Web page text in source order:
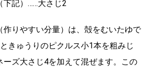
下記）……大さじ2
りやすい分量）は、殻をむいたゆで
きゅうりのピクルス小1本を粗みじ
ーズ大さじ4を加えて混ぜます。この